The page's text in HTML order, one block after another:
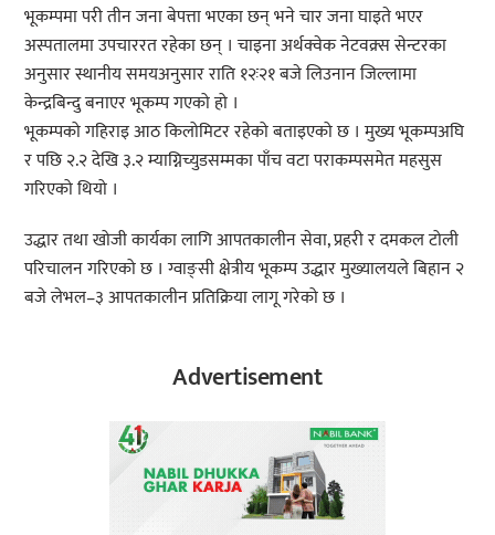
भूकम्पमा परी तीन जना बेपत्ता भएका छन् भने चार जना घाइते भएर
अस्पतालमा उपचाररत रहेका छन् । चाइना अर्थक्वेक नेटवक्र्स सेन्टरका
अनुसार स्थानीय समयअनुसार राति १२ः२१ बजे लिउनान जिल्लामा
केन्द्रबिन्दु बनाएर भूकम्प गएको हो ।
भूकम्पको गहिराइ आठ किलोमिटर रहेको बताइएको छ । मुख्य भूकम्पअघि
र पछि २.२ देखि ३.२ म्याग्निच्युडसम्मका पाँच वटा पराकम्पसमेत महसुस
गरिएको थियो ।
उद्धार तथा खोजी कार्यका लागि आपतकालीन सेवा, प्रहरी र दमकल टोली
परिचालन गरिएको छ । ग्वाङ्सी क्षेत्रीय भूकम्प उद्धार मुख्यालयले बिहान २
बजे लेभल–३ आपतकालीन प्रतिक्रिया लागू गरेको छ ।
Advertisement